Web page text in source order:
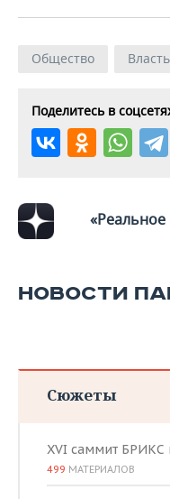
Общество Власть
Поделитесь в
НОВОСТИ
Сюжеты
XVI саммит БРИКС
499 МАТЕРИАЛОВ